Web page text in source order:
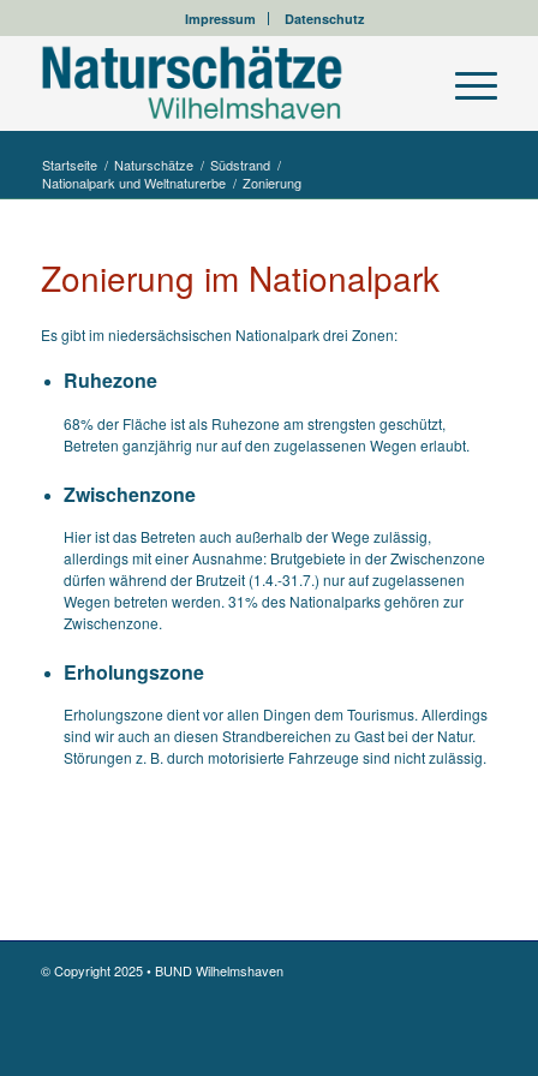
Impressum Datenschutz
Startseite / Naturschätze / Südstrand /
Nationalpark und Weltnaturerbe / Zonierung
Zonierung im Nationalpark
Es gibt im niedersächsischen Nationalpark drei Zonen:
Ruhezone
68% der Fläche ist als Ruhezone am strengsten geschützt,
Betreten ganzjährig nur auf den zugelassenen Wegen erlaubt.
Zwischenzone
Hier ist das Betreten auch außerhalb der Wege zulässig,
allerdings mit einer Ausnahme: Brutgebiete in der Zwischenzone
dürfen während der Brutzeit (1.4.-31.7.) nur auf zugelassenen
Wegen betreten werden. 31% des Nationalparks gehören zur
Zwischenzone.
Erholungszone
Erholungszone dient vor allen Dingen dem Tourismus. Allerdings
sind wir auch an diesen Strandbereichen zu Gast bei der Natur.
Störungen z. B. durch motorisierte Fahrzeuge sind nicht zulässig.
© Copyright 2025 • BUND Wilhelmshaven